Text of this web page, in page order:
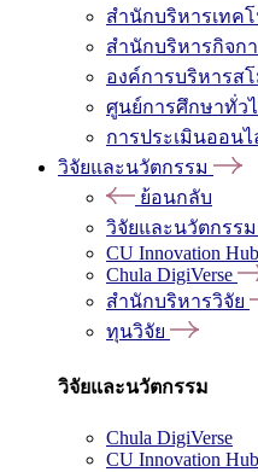
สำนักบริหารเทค
สำนักบริหารกิจก
องค์การบริหารส
ศูนย์การศึกษาทั่ว
การประเมินออน
วิจัยและนวัตกรรม
ย้อนกลับ
วิจัยและนวัตกรรม
CU Innovation Hub
Chula DigiVerse
สำนักบริหารวิจัย
ทุนวิจัย
วิจัยและนวัตกรรม
Chula DigiVerse
CU Innovation Hub